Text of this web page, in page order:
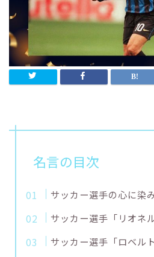
名言の目次
サッカー選手の心に染
サッカー選手「リオネ
サッカー選手「ロベル